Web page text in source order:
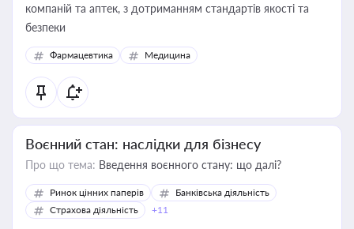
компаній та аптек, з дотриманням стандартів якості та
безпеки
Фармацевтика Медицина
Воєнний стан: наслідки для бізнесу
Про що тема: Введення воєнного стану: що далі?
Ринок цінних паперів
Банківська діяльність
Страхова діяльність
+11